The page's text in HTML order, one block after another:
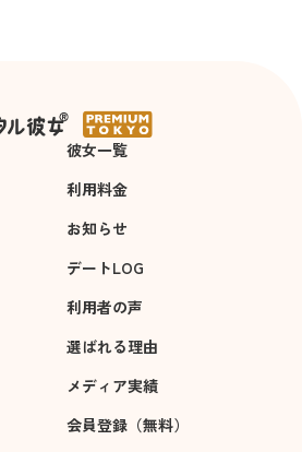
彼女一覧
利用料金
お知らせ
デートLOG
利用者の声
選ばれる理由
メディア実績
会員登録（無料）